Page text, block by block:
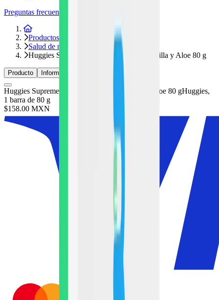
Preguntas frecuentes
Inicio
Productos
Salud de mamá y bebé
Huggies Supreme Jabón en Barra Manzanilla y Aloe 80 g
Producto Información
Huggies Supreme Jabón en Barra
Huggies Supreme Jabón en Barra Manzanilla y Aloe 80 gHuggies,
1 barra de 80 g
$158.00 MXN